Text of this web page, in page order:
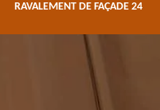
RAVALEMENT DE FAÇADE 24